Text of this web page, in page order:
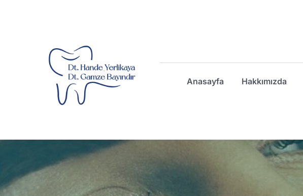
Anasayfa Hakkımızda